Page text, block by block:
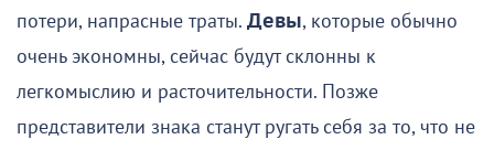
потери, напрасные траты. Девы, которые обычно
очень экономны, сейчас будут склонны к
легкомыслию и расточительности. Позже
представители знака станут ругать себя за то, что не